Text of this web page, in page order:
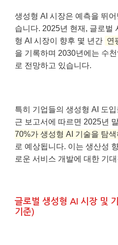
생성형 AI 시장은 예측을 뛰
습니다. 2025년 현재, 글로벌
형 AI 시장이 향후 몇 년간 연
을 기록하며 2030년에는 수
로 전망하고 있습니다.
특히 기업들의 생성형 AI 도
근 보고서에 따르면 2025년
70%가 생성형 AI 기술을 탐
로 예상됩니다. 이는 생산성
로운 서비스 개발에 대한 기
글로벌 생성형 AI 시장 및
기준)